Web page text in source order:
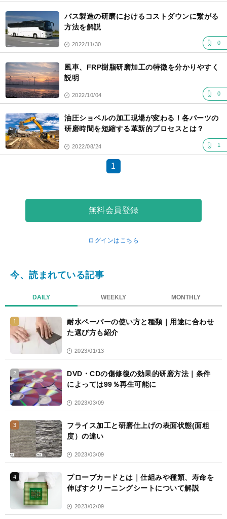
バス製造の研磨におけるコストダウンに繋がる
方法を解説
2022/11/30 0
風車、FRP樹脂研磨加工の特徴を分かりやすく
説明
2022/10/04 0
油圧ショベルの加工現場が変わる！各パーツの
研磨時間を短縮する革新的プロセスとは？
2022/08/24 1
1
無料会員登録
ログインはこちら
今、読まれている記事
DAILY WEEKLY MONTHLY
1
耐水ペーパーの使い方と種類｜用途に合わせ
た選び方も紹介
2023/01/13
2
DVD・CDの傷修復の効果的研磨方法｜条件
によっては99％再生可能に
2023/03/09
3
フライス加工と研磨仕上げの表面状態(面粗
度）の違い
2023/03/09
4
プローブカードとは｜仕組みや種類、寿命を
伸ばすクリーニングシートについて解説
2023/02/09